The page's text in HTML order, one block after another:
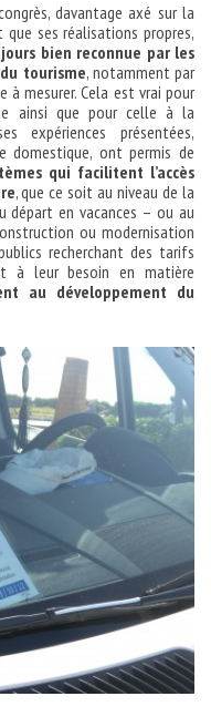
davantage axé sur la
ses réalisations propres,
bien reconnue par les
tourisme, notamment par
mesurer. Cela est vrai pour
ainsi que pour celle à la
expériences présentées,
domestique, ont permis de
qui facilitent l’accès
, que ce soit au niveau de la
départ en vacances – ou au
ou modernisation
recherchant des tarifs
à leur besoin en matière
au développement du